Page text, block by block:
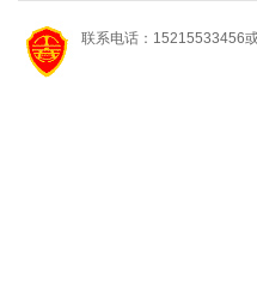
联系电话：15215533456